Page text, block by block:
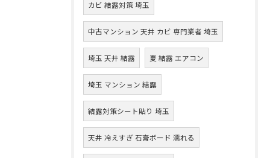
カビ 結露対策 埼玉
中古マンション 天井 カビ 専門業者 埼玉
埼玉 天井 結露 夏 結露 エアコン
埼玉 マンション 結露
結露対策シート貼り 埼玉
天井 冷えすぎ 石膏ボード 濡れる